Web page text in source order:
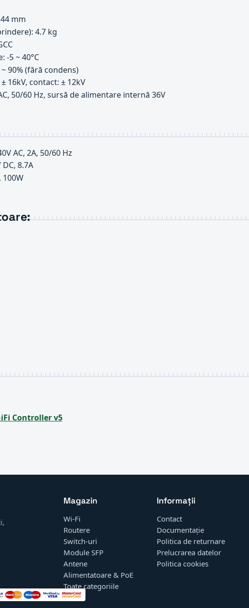
mm
4.7 kg
-5 ~ 40°C
90% (fără condens)
16kV, contact: ± 12kV
50/60 Hz, sursă de alimentare internă 36V
AC, 2A, 50/60 Hz
DC, 8.7A
Controller v5
Magazin
Wi-Fi
Routere
Switch-uri
Module SFP
Antene
Alimentatoare & PoE
Toate categoriile
Informații
Contact
Documentație
Politica de returnare
Prelucrarea datelor
Politica cookies